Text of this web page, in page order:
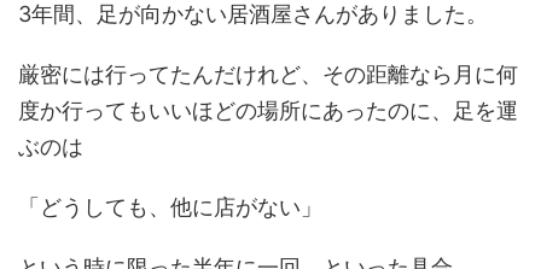
3年間、足が向かない居酒屋さんがありました。
厳密には行ってたんだけれど、その距離なら月に何
度か行ってもいいほどの場所にあったのに、足を運
ぶのは
「どうしても、他に店がない」